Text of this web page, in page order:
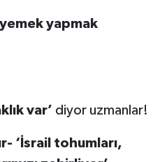
yapmak
var’ diyor uzmanlar!
‘İsrail tohumları,